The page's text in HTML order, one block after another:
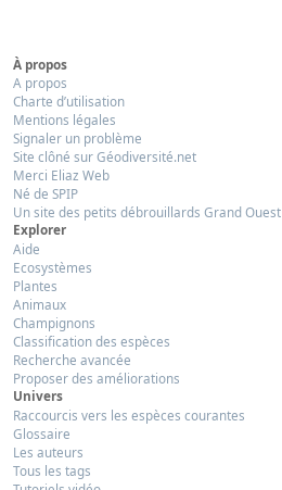
À propos
A propos
Charte d’utilisation
Mentions légales
Signaler un problème
Site clôné sur Géodiversité.net
Merci Eliaz Web
Né de SPIP
Un site des petits débrouillards Grand Ouest
Explorer
Aide
Ecosystèmes
Plantes
Animaux
Champignons
Classification des espèces
Recherche avancée
Proposer des améliorations
Univers
Raccourcis vers les espèces courantes
Glossaire
Les auteurs
Tous les tags